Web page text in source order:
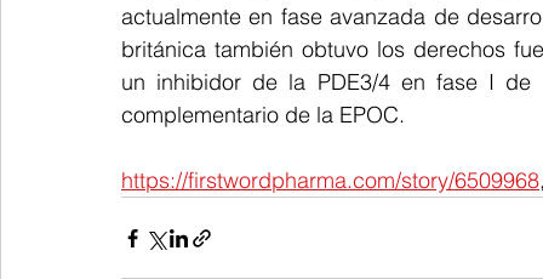
actualmente en fase avanzada de
británica también obtuvo los derechos
un inhibidor de la PDE3/4 en fase I de
complementario de la EPOC.
https://firstwordpharma.com/story/6509968